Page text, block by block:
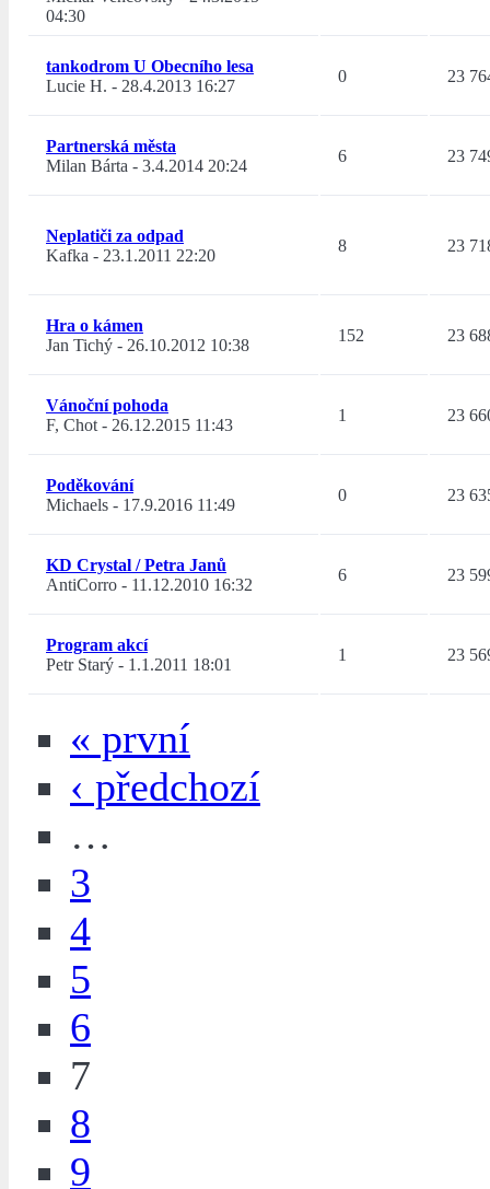
04:30
tankodrom U Obecního lesa
Lucie H. - 28.4.2013 16:27
0 23
Partnerská města
Milan Bárta - 3.4.2014 20:24
6 23
Neplatiči za odpad
Kafka - 23.1.2011 22:20
8 23
Hra o kámen
Jan Tichý - 26.10.2012 10:38
152 23
Vánoční pohoda
F, Chot- 26.12.2015 11:43
1 23
Poděkování
Michaels - 17.9.2016 11:49
0 23
KD Crystal / Petra Janů
AntiCorro - 11.12.2010 16:32
6 23
Program akcí
Petr Starý - 1.1.2011 18:01
1 23
« první
‹ předchozí
…
3
4
5
6
7
8
9